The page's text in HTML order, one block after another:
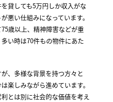
貸しても5万円しか収入がな
悪い仕組みになっています。
歳以上、精神障害などが重
い時は70件もの物件にあた
、多様な背景を持つ方々と
楽しみながら進めています。
とは別に社会的な価値を考え